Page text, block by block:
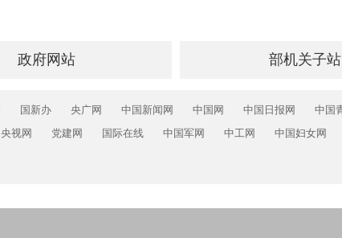
政府网站 部机关子站
国新办 央广网 中国新闻网 中国网 中国日报网 中国
央视网 党建网 国际在线 中国军网 中工网 中国妇女网